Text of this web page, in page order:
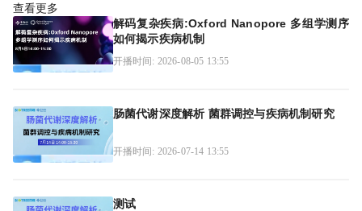
查看更多
解码复杂疾病:Oxford Nanopore 多组学测序
如何揭示疾病机制
开播时间: 2026-08-05 13:55
肠菌代谢深度解析 菌群调控与疾病机制研究
开播时间: 2026-07-14 13:55
测试